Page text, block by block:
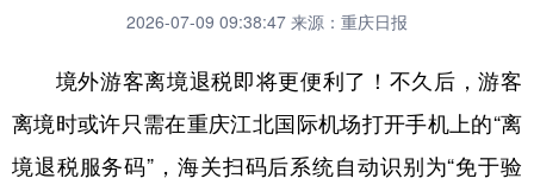
2026-07-09 09:38:47 来源：重庆日报
境外游客离境退税即将更便利了！不久后，游客
离境时或许只需在重庆江北国际机场打开手机上的“离
境退税服务码”，海关扫码后系统自动识别为“免于验